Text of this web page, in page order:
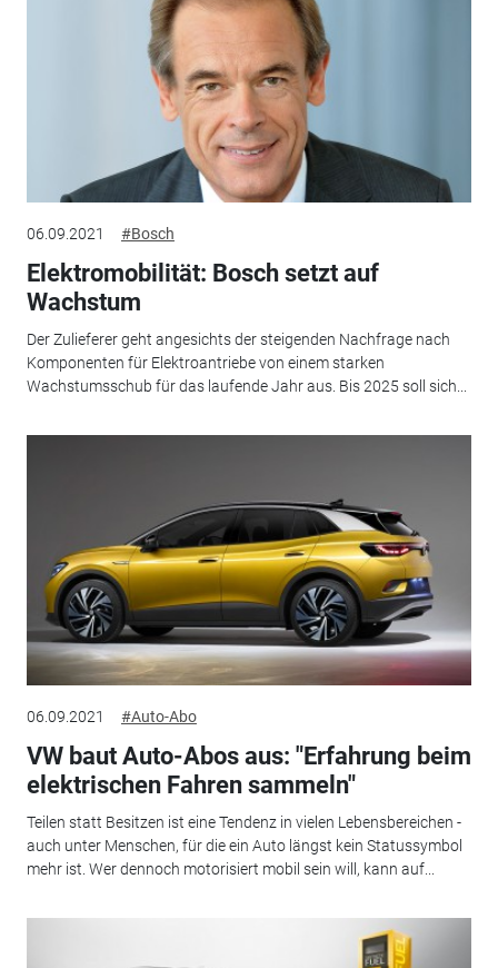
06.09.2021 #Bosch
Elektromobilität: Bosch setzt auf
Wachstum
Der Zulieferer geht angesichts der steigenden Nachfrage nach
Komponenten für Elektroantriebe von einem starken
Wachstumsschub für das laufende Jahr aus. Bis 2025 soll sich...
06.09.2021 #Auto-Abo
VW baut Auto-Abos aus: "Erfahrung beim
elektrischen Fahren sammeln"
Teilen statt Besitzen ist eine Tendenz in vielen Lebensbereichen -
auch unter Menschen, für die ein Auto längst kein Statussymbol
mehr ist. Wer dennoch motorisiert mobil sein will, kann auf...